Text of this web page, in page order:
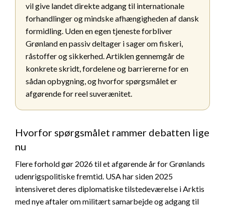
vil give landet direkte adgang til internationale
forhandlinger og mindske afhængigheden af dansk
formidling. Uden en egen tjeneste forbliver
Grønland en passiv deltager i sager om fiskeri,
råstoffer og sikkerhed. Artiklen gennemgår de
konkrete skridt, fordelene og barriererne for en
sådan opbygning, og hvorfor spørgsmålet er
afgørende for reel suverænitet.
Hvorfor spørgsmålet rammer debatten lige
nu
Flere forhold gør 2026 til et afgørende år for Grønlands
udenrigspolitiske fremtid. USA har siden 2025
intensiveret deres diplomatiske tilstedeværelse i Arktis
med nye aftaler om militært samarbejde og adgang til